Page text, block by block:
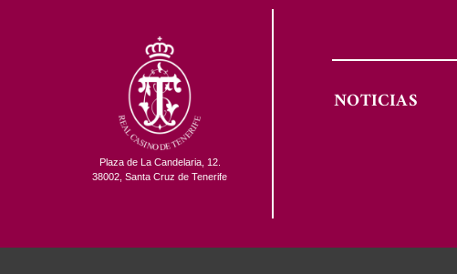
Plaza de La Candelaria, 12.
38002, Santa Cruz de Tenerife
NOTICIAS